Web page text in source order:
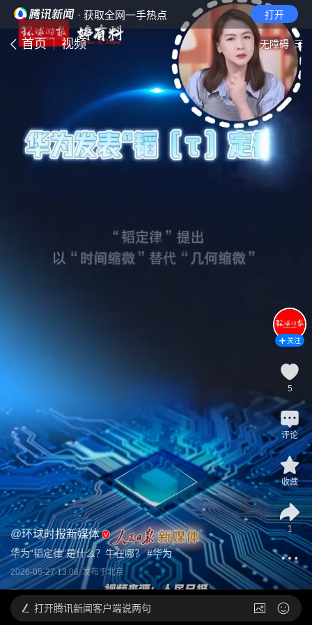
· 获取全网一手热点 打开
首页 视频 无障碍
@环球时报新媒体
华为“韬定律”是什么？牛在哪？ #华为
2026-05-27 13:06 发布于北京
关注
5
评论
收藏
1
打开腾讯新闻客户端说两句